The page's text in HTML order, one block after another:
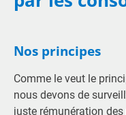
Nos principes
Comme le veut le
nous devons de
juste rémunération